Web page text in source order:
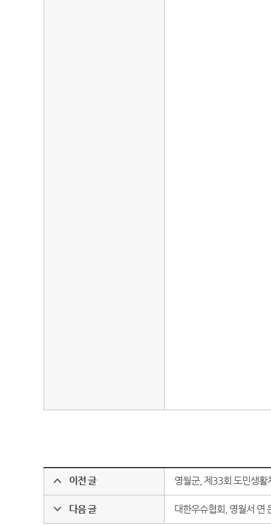
이전 글 영월군, 제33회 도민생
다음 글 대한우슈협회, 영월서